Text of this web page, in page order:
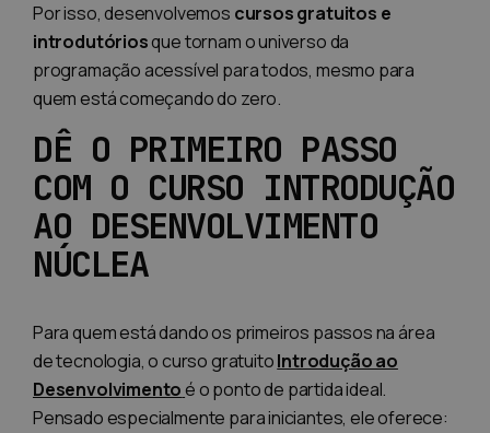
Por isso, desenvolvemos cursos gratuitos e
introdutóriosque tornam o universo da
programação acessível para todos, mesmo para
quem está começando do zero.
DÊ O PRIMEIRO PASSO
COM O CURSO INTRODUÇÃO
AO DESENVOLVIMENTO
NÚCLEA
Para quem está dando os primeiros passos na área
de tecnologia, o curso gratuitoIntrodução ao
Desenvolvimentoé o ponto de partida ideal.
Pensado especialmente para iniciantes, ele oferece: